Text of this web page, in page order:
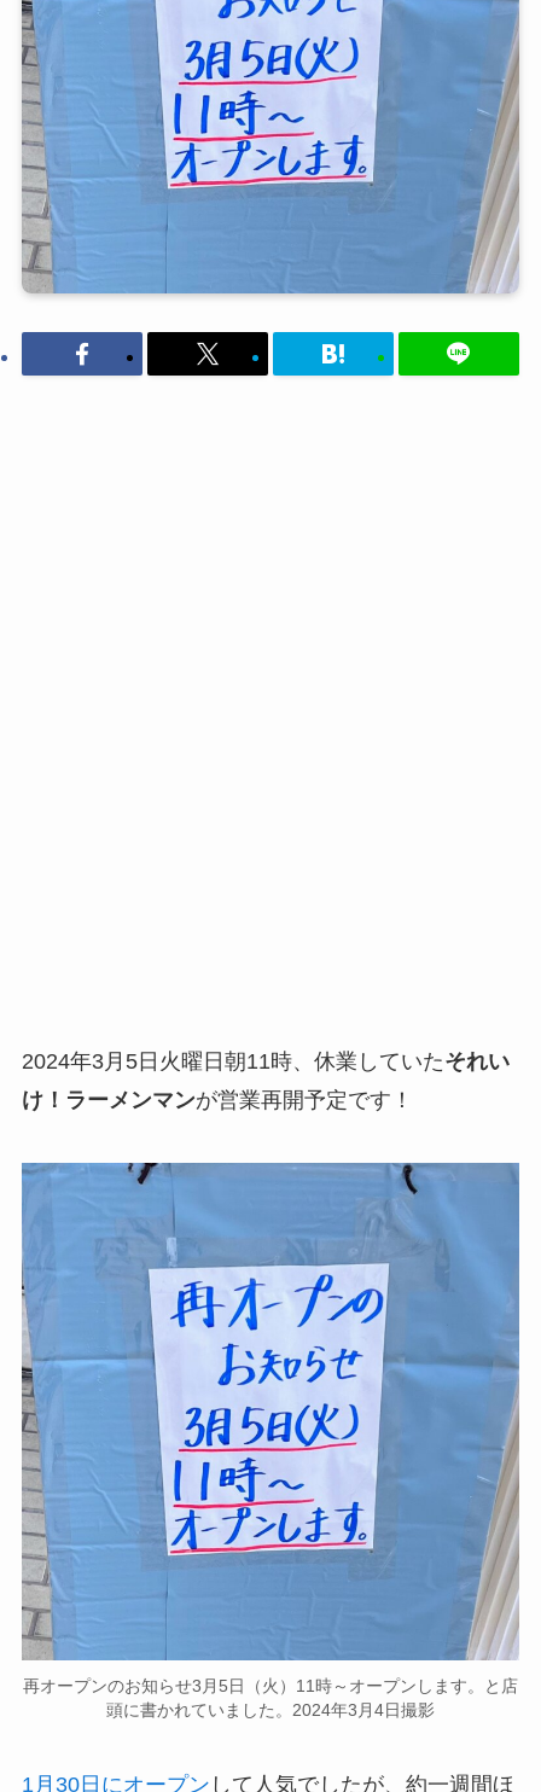
2024年3月5日火曜日朝11時、休業していたそれい
け！ラーメンマンが営業再開予定です！
再オープンのお知らせ3月5日（火）11時～オープンします。と店
頭に書かれていました。2024年3月4日撮影
1月30日にオープン して人気でしたが、約一週間ほ